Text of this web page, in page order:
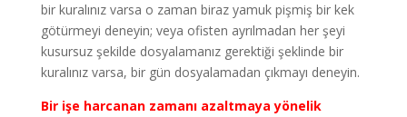
bir kuralınız varsa o zaman biraz yamuk pişmiş bir kek
götürmeyi deneyin; veya ofisten ayrılmadan her şeyi
kusursuz şekilde dosyalamanız gerektiği şeklinde bir
kuralınız varsa, bir gün dosyalamadan çıkmayı deneyin.
Bir işe harcanan zamanı azaltmaya yönelik